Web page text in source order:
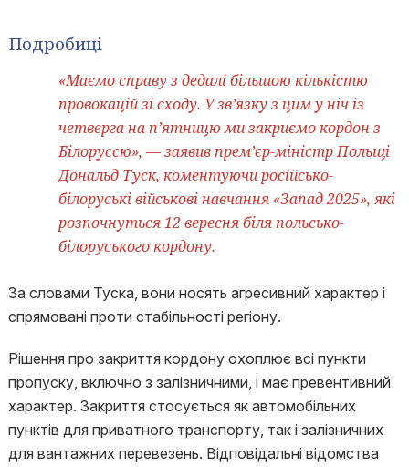
Подробиці
«Маємо справу з дедалі більшою кількістю
провокацій зі сходу. У зв’язку з цим у ніч із
четверга на п’ятницю ми закриємо кордон з
Білоруссю», — заявив прем’єр-міністр Польщі
Дональд Туск, коментуючи російсько-
білоруські військові навчання «Запад 2025», які
розпочнуться 12 вересня біля польсько-
білоруського кордону.
За словами Туска, вони носять агресивний характер і
спрямовані проти стабільності регіону.
Рішення про закриття кордону охоплює всі пункти
пропуску, включно з залізничними, і має превентивний
характер. Закриття стосується як автомобільних
пунктів для приватного транспорту, так і залізничних
для вантажних перевезень. Відповідальні відомства